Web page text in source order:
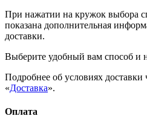
При нажатии на кружок выбора
показана дополнительная
доставки.
Выберите удобный вам способ
Подробнее об условиях доставки
«Доставка».
Оплата